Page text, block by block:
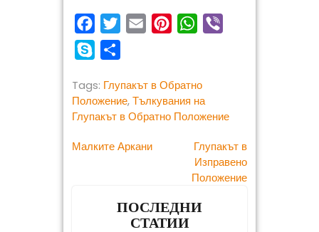
a
c
e
b
o
o
t
t
e
r
i
l
t
e
r
W
t
s
A
p
p
y
p
a
r
Tags: Глупакът в Обратно
Положение,Тълкувания на
Глупакът в Обратно Положение
Post
navigation
Малките Аркани
Глупакът в
Изправено
Положение
ПОСЛЕДНИ
СТАТИИ